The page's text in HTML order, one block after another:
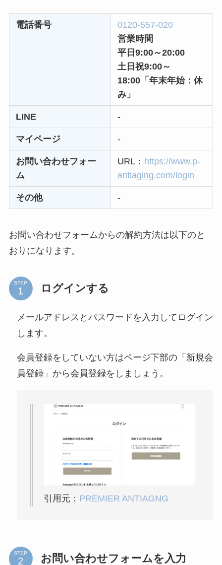
る方法ある？
ニューZの解約まと
め！電話が繋がらな
い時の裏ワザ
解約できない？バロ
ニーを電話から解約
電話番号
0120-557-020
営業時間
平日9:00～20:00
土日祝9:00～
18:00「年末年始：休
み」
LINE -
マイページ -
お問い合わせフォー
ム
URL： https://www.p-
antiaging.com/login
その他 -
お問い合わせフォームからの解約方法は以下のと
おりになります。
STEP ログインする
メールアドレスとパスワードを入力してログイン
します。
会員登録をしていない方はページ下部の「新規会
員登録」から会員登録をしましょう。
引用元： PREMIER ANTIAGNG
STEP お問い合わせフォームを入力